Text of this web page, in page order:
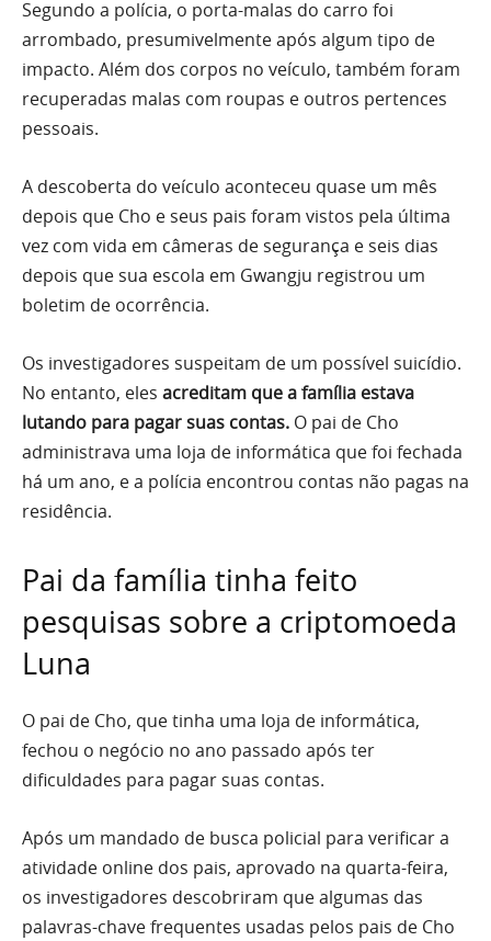
Segundo a polícia, o porta-malas do carro foi
arrombado, presumivelmente após algum tipo de
impacto. Além dos corpos no veículo, também foram
recuperadas malas com roupas e outros pertences
pessoais.
A descoberta do veículo aconteceu quase um mês
depois que Cho e seus pais foram vistos pela última
vez com vida em câmeras de segurança e seis dias
depois que sua escola em Gwangju registrou um
boletim de ocorrência.
Os investigadores suspeitam de um possível suicídio.
No entanto, eles acreditam que a família estava
lutando para pagar suas contas. O pai de Cho
administrava uma loja de informática que foi fechada
há um ano, e a polícia encontrou contas não pagas na
residência.
Pai da família tinha feito
pesquisas sobre a criptomoeda
Luna
O pai de Cho, que tinha uma loja de informática,
fechou o negócio no ano passado após ter
dificuldades para pagar suas contas.
Após um mandado de busca policial para verificar a
atividade online dos pais, aprovado na quarta-feira,
os investigadores descobriram que algumas das
palavras-chave frequentes usadas pelos pais de Cho